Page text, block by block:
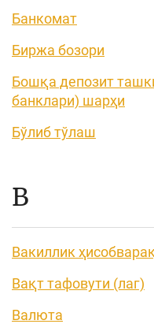
Банкомат
Биржа бозори
Бошқа депозит
банклари) шарҳи
Бўлиб тўлаш
В
Вакиллик
Вақт тафовути (лаг)
Валюта